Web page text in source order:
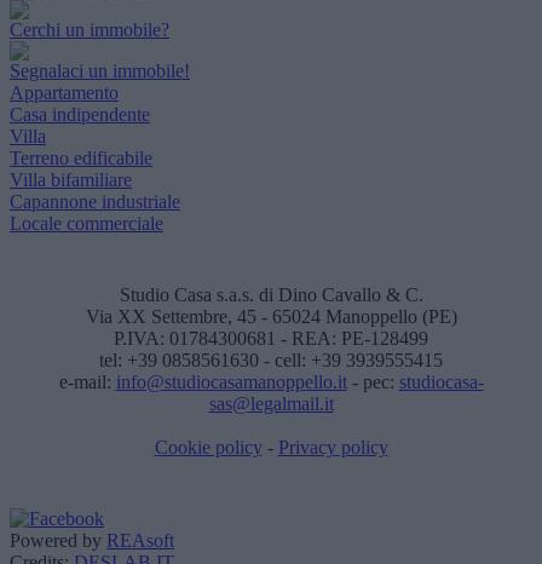
Cerchi un immobile?
Segnalaci un immobile!
Appartamento
Casa indipendente
Villa
Terreno edificabile
Villa bifamiliare
Capannone industriale
Locale commerciale
Studio Casa s.a.s. di Dino Cavallo & C.
Via XX Settembre, 45 - 65024 Manoppello (PE)
P.IVA: 01784300681 - REA: PE-128499
tel: +39 0858561630 - cell: +39 3939555415
e-mail: info@studiocasamanoppello.it- pec: studiocasa-
sas@legalmail.it
Cookie policy- Privacy policy
Powered by REAsoft